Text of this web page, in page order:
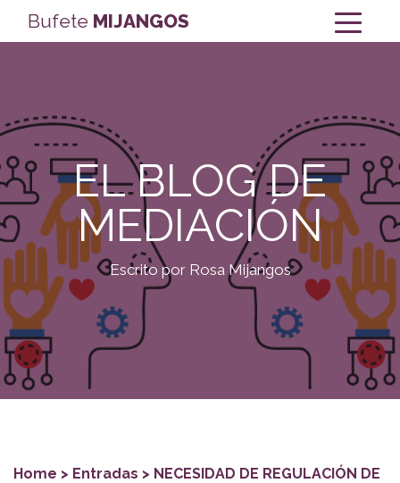
Bufete MIJANGOS
EL BLOG DE
MEDIACIÓN
Escrito por Rosa Mijangos
Home > Entradas > NECESIDAD DE REGULACIÓN DE